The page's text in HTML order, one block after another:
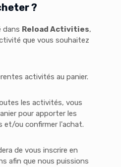
?
dans Reload Activities,
que vous souhaitez
activités au panier.
les activités, vous
pour apporter les
et/ou confirmer l'achat.
de vous inscrire en
afin que nous puissions